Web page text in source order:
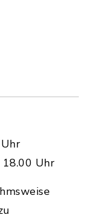
Uhr